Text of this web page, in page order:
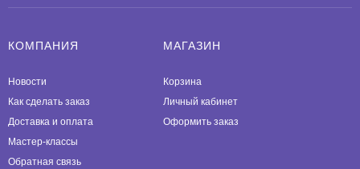
КОМПАНИЯ
Новости
Как сделать заказ
Доставка и оплата
Мастер-классы
Обратная связь
МАГАЗИН
Корзина
Личный кабинет
Оформить заказ